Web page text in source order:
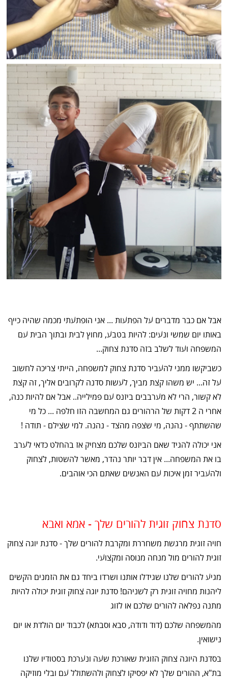
אבל אם כבר מדברים על הפתעות ... אני הופתעתי מכמה שהיה כייף
באותו יום שמשי ונעים: להיות בטבע, מחוץ לבית ובתוך הבית עם
המשפחה ועוד לשלב בזה סדנת צחוק...
כשביקשו ממני להעביר סדנת צחוק למשפחה, הייתי צריכה לחשוב
על זה... יש משהו קצת מביך, לעשות סדנה לקרובים אליך, זה קצת
לא קשור, הרי לא מערבבים ביזנס עם פמילייה.. אבל אם להיות כנה,
אחרי ה 2 דקות של הרהורים גם המחשבה הזו חלפה ... כל מי
שהשתתף - נהנה, מי שצפה מהצד - נהנה. למי שצילם - תודה !
אני יכולה להגיד שאם הביזנס שלכם מצחיק אז בהחלט כדאי לערב
בו את המשפחה... אין דבר יותר נהדר, מאשר להשטות, לצחוק
ולהעביר זמן איכות עם האנשים שאתם הכי אוהבים.
סדנת צחוק זוגית להורים שלך - אמא ואבא
חויה זוגית מרגשת משחררת ומקרבת להורים שלך - סדנת יוגה צחוק
זוגית להורים מול מנחה מנוסה ומקצועי.
מגיע להורים שלנו שגידלו אותנו ושרדו ביחד גם את הזמנים הקשים
ליהנות מחויה זוגית רק לשניהם! סדנת יוגה צחוק זוגית יכולה להיות
מתנה נפלאה להורים שלכם או לזוג
מהמשפחה שלכם (דוד ודודה, סבא וסבתא) לכבוד יום הולדת או יום
נישואין.
בסדנת היוגה צחוק הזוגית שאורכת שעה ונערכת בסטודיו שלנו
בת"א, ההורים שלך לא יפסיקו לצחוק ולהשתולל עם ובלי מוזיקה